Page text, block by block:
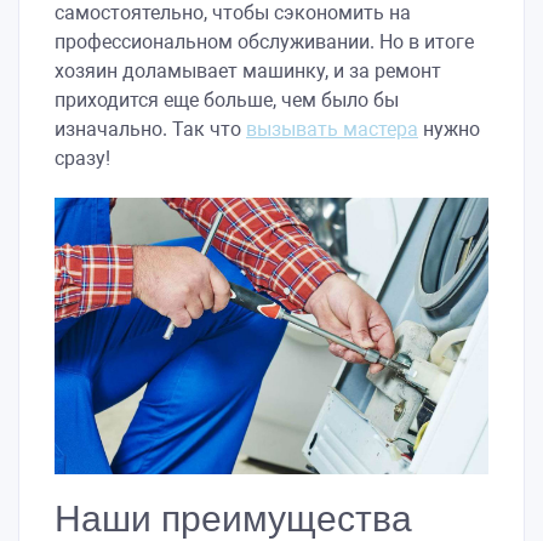
самостоятельно, чтобы сэкономить на
профессиональном обслуживании. Но в итоге
хозяин доламывает машинку, и за ремонт
приходится еще больше, чем было бы
изначально. Так что вызывать мастера нужно
сразу!
Наши преимущества